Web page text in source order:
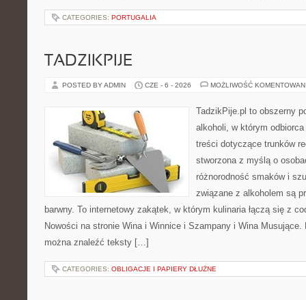
CATEGORIES: PORTUGALIA
TADZIKPIJE
POSTED BY ADMIN CZE - 6 - 2026 MOŻLIWOŚĆ
TadzikPije.pl to obszerny
alkoholi, w którym
treści dotyczące trunków
stworzona z myślą o
różnorodność smaków i
związane z alkoholem są
barwny. To internetowy zakątek, w którym kulinaria łączą się z
Nowości na stronie Wina i Winnice i Szampany i Wina Musujące.
można znaleźć teksty […]
CATEGORIES: OBLIGACJE I PAPIERY DŁUŻNE